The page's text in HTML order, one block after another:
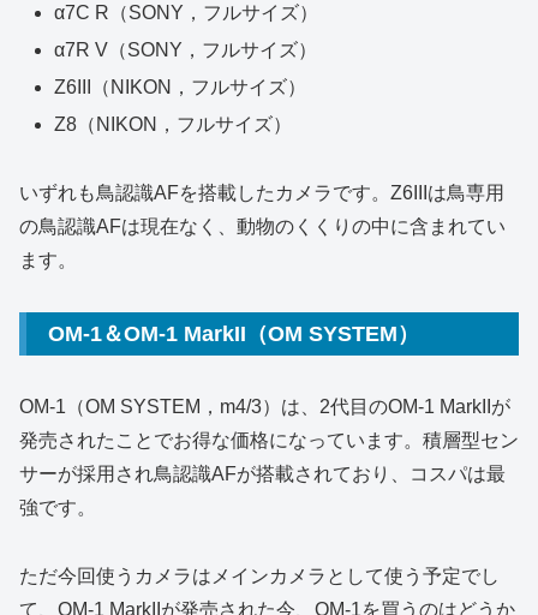
α7C R（SONY，フルサイズ）
α7R V（SONY，フルサイズ）
Z6III（NIKON，フルサイズ）
Z8（NIKON，フルサイズ）
いずれも鳥認識AFを搭載したカメラです。Z6IIIは鳥専用
の鳥認識AFは現在なく、動物のくくりの中に含まれてい
ます。
OM-1＆OM-1 MarkII（OM SYSTEM）
OM-1（OM SYSTEM，m4/3）は、2代目のOM-1 MarkIIが
発売されたことでお得な価格になっています。積層型セン
サーが採用され鳥認識AFが搭載されており、コスパは最
強です。
ただ今回使うカメラはメインカメラとして使う予定でし
て、OM-1 MarkIIが発売された今、OM-1を買うのはどうか